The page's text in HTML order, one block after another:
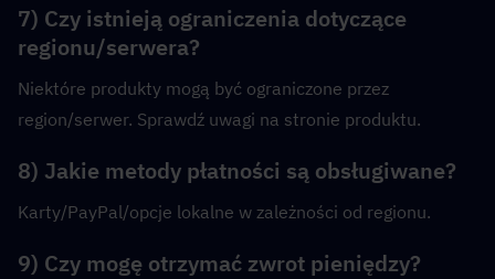
7) Czy istnieją ograniczenia dotyczące
regionu/serwera?
Niektóre produkty mogą być ograniczone przez
region/serwer. Sprawdź uwagi na stronie produktu.
8) Jakie metody płatności są obsługiwane?
Karty/PayPal/opcje lokalne w zależności od regionu.
9) Czy mogę otrzymać zwrot pieniędzy?